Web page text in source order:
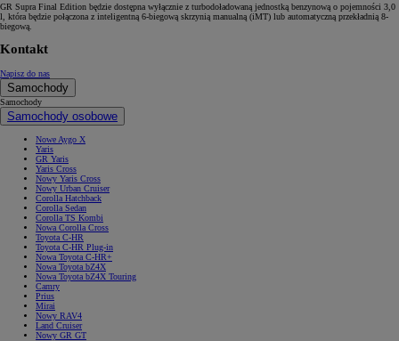
GR Supra Final Edition będzie dostępna wyłącznie z turbodoładowaną jednostką benzynową o pojemności 3,0
l, która będzie połączona z inteligentną 6-biegową skrzynią manualną (iMT) lub automatyczną przekładnią 8-
biegową.
Kontakt
Napisz do nas
Samochody
Samochody
Samochody osobowe
Nowe Aygo X
Yaris
GR Yaris
Yaris Cross
Nowy Yaris Cross
Nowy Urban Cruiser
Corolla Hatchback
Corolla Sedan
Corolla TS Kombi
Nowa Corolla Cross
Toyota C-HR
Toyota C-HR Plug-in
Nowa Toyota C-HR+
Nowa Toyota bZ4X
Nowa Toyota bZ4X Touring
Camry
Prius
Mirai
Nowy RAV4
Land Cruiser
Nowy GR GT